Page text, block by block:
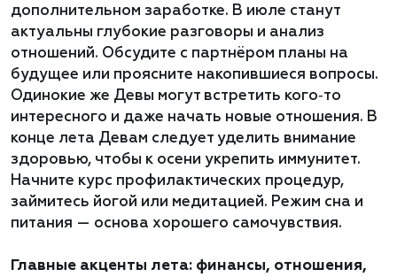
дополнительном заработке. В июле станут
актуальны глубокие разговоры и анализ
отношений. Обсудите с партнёром планы на
будущее или проясните накопившиеся вопросы.
Одинокие же Девы могут встретить кого‑то
интересного и даже начать новые отношения. В
конце лета Девам следует уделить внимание
здоровью, чтобы к осени укрепить иммунитет.
Начните курс профилактических процедур,
займитесь йогой или медитацией. Режим сна и
питания — основа хорошего самочувствия.
Главные акценты лета: финансы, отношения,